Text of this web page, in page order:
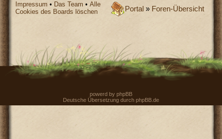
Portal » Foren-Übersicht
Impressum • Das Team •Alle
Cookies des Boards löschen
powerd by phpBB
Deutsche Übersetzung durch phpBB.de